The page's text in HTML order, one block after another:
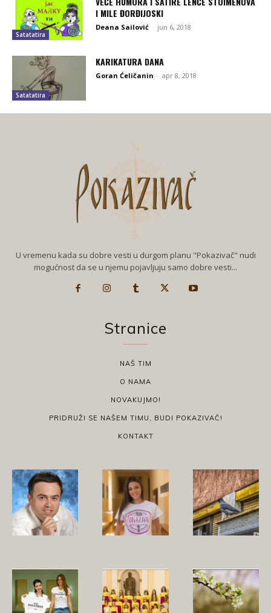
Satatatira
I MILE ĐORĐIJOSKI
Deana Sailović - jun 6, 2018
Satatatira
KARIKATURA DANA
Goran Ćeličanin - apr 8, 2018
U vremenu kada su dobre vesti u durgom planu "Pokazivač" nudi
mogućnost da se u njemu pojavljuju samo dobre vesti...
Stranice
NAŠ TIM
O NAMA
NOVAKUJMO!
PRIDRUŽI SE NAŠEM TIMU, BUDI POKAZIVAČ!
KONTAKT